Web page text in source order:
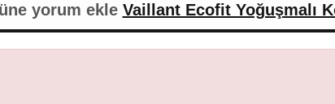
yorum ekle Vaillant Ecofit Yoğuşmalı